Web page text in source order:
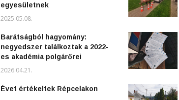
egyesületnek
2025.05.08.
Barátságból hagyomány:
negyedszer találkoztak a 2022-
es akadémia polgárőrei
2026.04.21.
Évet értékeltek Répcelakon